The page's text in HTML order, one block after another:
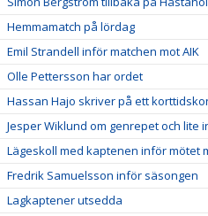
Hemmamatch på lördag
Emil Strandell inför matchen mot AIK
Olle Pettersson har ordet
Hassan Hajo skriver på ett
Jesper Wiklund om genrepet och lite
Lägeskoll med kaptenen inför mötet
Fredrik Samuelsson inför säsongen
Lagkaptener utsedda